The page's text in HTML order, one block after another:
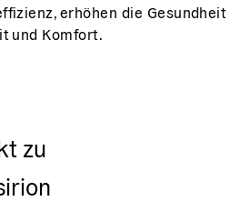
erhöhen die Gesundheit
und Komfort.
zu